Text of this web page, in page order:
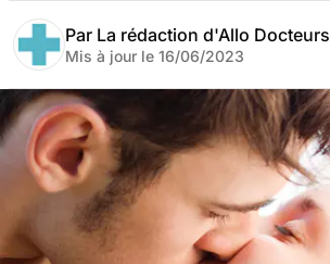
Par La rédaction d'Allo Docteurs
Mis à jour le 16/06/2023